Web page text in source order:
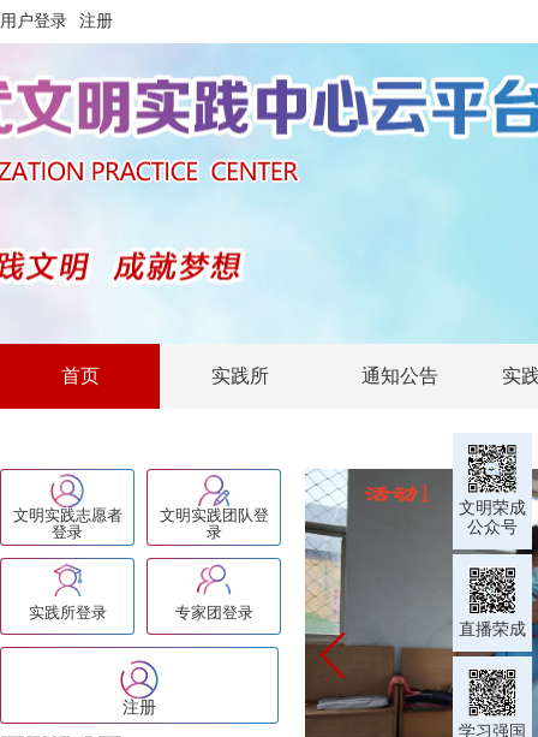
用户登录 注册
首页 实践所 通知公告 实
文明荣成
公众号
直播荣成
学习强国
文明实践志愿者
登录
文明实践团队登
录
实践所登录 专家团登录
注册